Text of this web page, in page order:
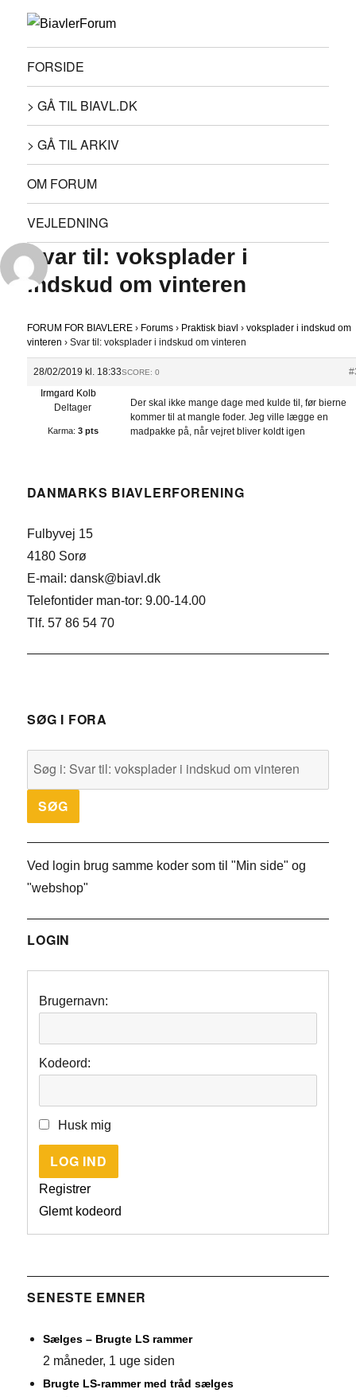
FORSIDE
> GÅ TIL BIAVL.DK
> GÅ TIL ARKIV
OM FORUM
VEJLEDNING
Svar til: voksplader i
indskud om vinteren
FORUM FOR BIAVLERE › Forums › Praktisk biavl › voksplader i indskud om
vinteren › Svar til: voksplader i indskud om vinteren
28/02/2019 kl. 18:33SCORE: 0
Irmgard Kolb
Deltager
Karma: 3 pts
Der skal ikke mange dage med kulde til, før bierne
kommer til at mangle foder. Jeg ville lægge en
madpakke på, når vejret bliver koldt igen
DANMARKS BIAVLERFORENING
Fulbyvej 15
4180 Sorø
E-mail: dansk@biavl.dk
Telefontider man-tor: 9.00-14.00
Tlf. 57 86 54 70
SØG I FORA
Ved login brug samme koder som til "Min side" og
"webshop"
LOGIN
Brugernavn:
Kodeord:
Husk mig
LOG IND
Registrer
Glemt kodeord
SENESTE EMNER
Sælges – Brugte LS rammer
2 måneder, 1 uge siden
Brugte LS-rammer med tråd sælges